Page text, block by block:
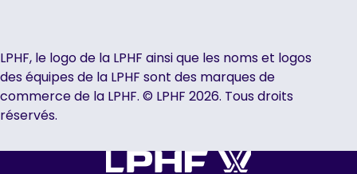
tab
new
tab
new
tab
LPHF, le logo de la LPHF ainsi que les noms et logos
des équipes de la LPHF sont des marques de
commerce de la LPHF. © LPHF 2026. Tous droits
réservés.